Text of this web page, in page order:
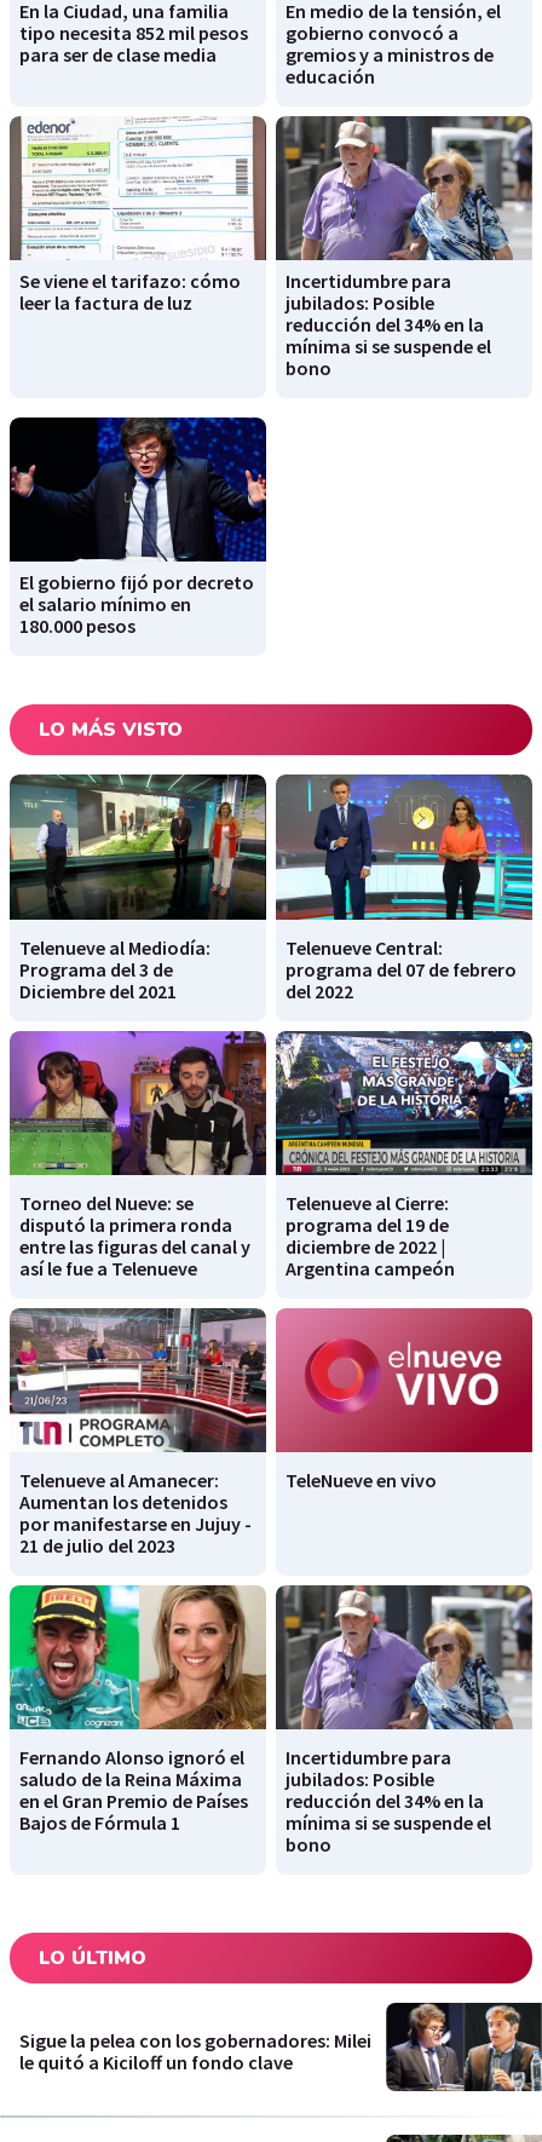
En la Ciudad, una familia
tipo necesita 852 mil pesos
para ser de clase media
En medio de la tensión, el
gobierno convocó a
gremios y a ministros de
educación
Se viene el tarifazo: cómo
leer la factura de luz
Incertidumbre para
jubilados: Posible
reducción del 34% en la
mínima si se suspende el
bono
El gobierno fijó por decreto
el salario mínimo en
180.000 pesos
LO MÁS VISTO
Telenueve al Mediodía:
Programa del 3 de
Diciembre del 2021
Telenueve Central:
programa del 07 de febrero
del 2022
Torneo del Nueve: se
disputó la primera ronda
entre las figuras del canal y
así le fue a Telenueve
Telenueve al Cierre:
programa del 19 de
diciembre de 2022 |
Argentina campeón
Telenueve al Amanecer:
Aumentan los detenidos
por manifestarse en Jujuy -
21 de julio del 2023
TeleNueve en vivo
Fernando Alonso ignoró el
saludo de la Reina Máxima
en el Gran Premio de Países
Bajos de Fórmula 1
Incertidumbre para
jubilados: Posible
reducción del 34% en la
mínima si se suspende el
bono
LO ÚLTIMO
Sigue la pelea con los gobernadores: Milei
le quitó a Kiciloff un fondo clave